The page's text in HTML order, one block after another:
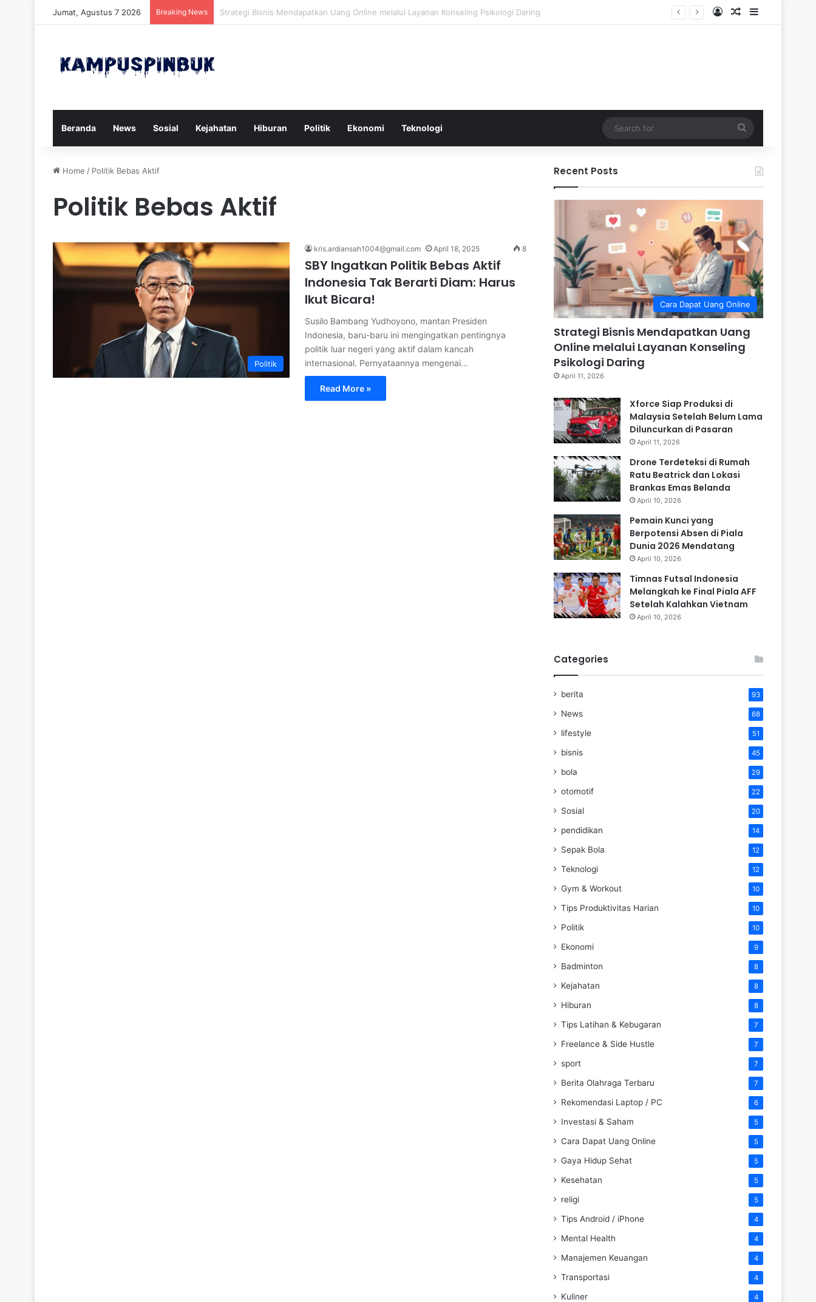
Jumat, Agustus 7 2026 Breaking News Xforce Siap Produksi di Malaysia Setelah Belum Lama Diluncurkan di Pasaran Log InRandom Article
Sidebar
Beranda News Sosial Kejahatan Hiburan Politik Ekonomi Teknologi
for
Home / Politik Bebas Aktif
Politik Bebas Aktif
Politik
kris.ardiansah1004@gmail.com April 18, 2025 8
SBY Ingatkan Politik Bebas Aktif
Indonesia Tak Berarti Diam: Harus
Ikut Bicara!
Susilo Bambang Yudhoyono, mantan Presiden
Indonesia, baru-baru ini mengingatkan pentingnya
politik luar negeri yang aktif dalam kancah
internasional. Pernyataannya mengenai…
Read More »
Recent Posts
Cara Dapat Uang Online
Strategi Bisnis Mendapatkan Uang
Online melalui Layanan Konseling
Psikologi Daring
April 11, 2026
Xforce Siap Produksi di
Malaysia Setelah Belum Lama
Diluncurkan di Pasaran
April 11, 2026
Drone Terdeteksi di Rumah
Ratu Beatrick dan Lokasi
Brankas Emas Belanda
April 10, 2026
Pemain Kunci yang
Berpotensi Absen di Piala
Dunia 2026 Mendatang
April 10, 2026
Timnas Futsal Indonesia
Melangkah ke Final Piala AFF
Setelah Kalahkan Vietnam
April 10, 2026
Categories
berita 93
News 68
lifestyle 51
bisnis 45
bola 29
otomotif 22
Sosial 20
pendidikan 14
Sepak Bola 12
Teknologi 12
Gym & Workout 10
Tips Produktivitas Harian 10
Politik 10
Ekonomi 9
Badminton 8
Kejahatan 8
Hiburan 8
Tips Latihan & Kebugaran 7
Freelance & Side Hustle 7
sport 7
Berita Olahraga Terbaru 7
Rekomendasi Laptop / PC 6
Investasi & Saham 5
Cara Dapat Uang Online 5
Gaya Hidup Sehat 5
Kesehatan 5
religi 5
Tips Android / iPhone 4
Mental Health 4
Manajemen Keuangan 4
Transportasi 4
Kuliner 4